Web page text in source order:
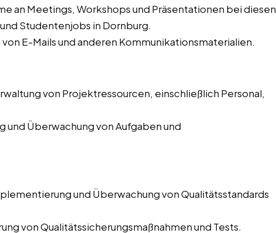
an Meetings, Workshops und Präsentationen bei diesen
Studentenjobs in Dornburg.
E-Mails und anderen Kommunikationsmaterialien.
von Projektressourcen, einschließlich Personal,
und Überwachung von Aufgaben und
und Überwachung von Qualitätsstandards
von Qualitätssicherungsmaßnahmen und Tests.